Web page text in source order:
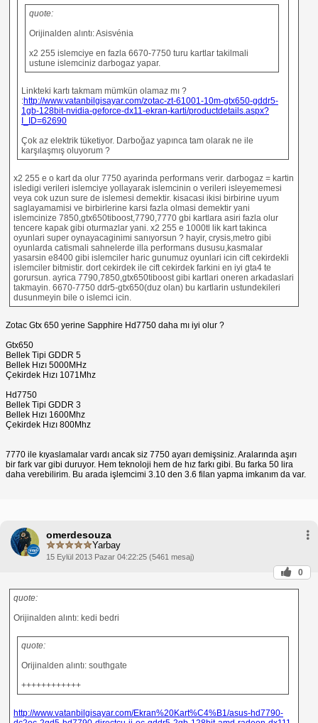
quote:
Orijinalden alıntı: Asisvénia
x2 255 islemciye en fazla 6670-7750 turu kartlar takilmali
ustune islemciniz darbogaz yapar.
Linkteki kartı takmam mümkün olamaz mı ?
:http://www.vatanbilgisayar.com/zotac-zt-61001-10m-gtx650-gddr5-
1gb-128bit-nvidia-geforce-dx11-ekran-karti/productdetails.aspx?
I_ID=62690
Çok az elektrik tüketiyor. Darboğaz yapınca tam olarak ne ile
karşılaşmış oluyorum ?
x2 255 e o kart da olur 7750 ayarinda performans verir. darbogaz = kartin
isledigi verileri islemciye yollayarak islemcinin o verileri isleyememesi
veya cok uzun sure de islemesi demektir. kisacasi ikisi birbirine uyum
saglayamamisi ve birbirlerine karsi fazla olmasi demektir yani
islemcinize 7850,gtx650tiboost,7790,7770 gbi kartlara asiri fazla olur
tencere kapak gibi oturmazlar yani. x2 255 e 1000tl lik kart takinca
oyunlari super oynayacaginimi sanıyorsun ? hayir, crysis,metro gibi
oyunlarda catismali sahnelerde illa performans dususu,kasmalar
yasarsin e8400 gibi islemciler haric gunumuz oyunlari icin cift cekirdekli
islemciler bitmistir. dort cekirdek ile cift cekirdek farkini en iyi gta4 te
gorursun. ayrica 7790,7850,gtx650tiboost gibi kartlari oneren arkadaslari
takmayin. 6670-7750 ddr5-gtx650(duz olan) bu kartlarin ustundekileri
dusunmeyin bile o islemci icin.
Zotac Gtx 650 yerine Sapphire Hd7750 daha mı iyi olur ?
Gtx650
Bellek Tipi GDDR 5
Bellek Hızı 5000MHz
Çekirdek Hızı 1071Mhz
Hd7750
Bellek Tipi GDDR 3
Bellek Hızı 1600Mhz
Çekirdek Hızı 800Mhz
7770 ile kıyaslamalar vardı ancak siz 7750 ayarı demişsiniz. Aralarında aşırı
bir fark var gibi duruyor. Hem teknoloji hem de hız farkı gibi. Bu farka 50 lira
daha verebilirim. Bu arada işlemcimi 3.10 den 3.6 filan yapma imkanım da var.
omerdesouza
Yarbay
15 Eylül 2013 Pazar 04:22:25 (5461 mesaj)
0
quote:
Orijinalden alıntı: kedi bedri
quote:
Orijinalden alıntı: southgate
++++++++++++
http://www.vatanbilgisayar.com/Ekran%20Kart%C4%B1/asus-hd7790-